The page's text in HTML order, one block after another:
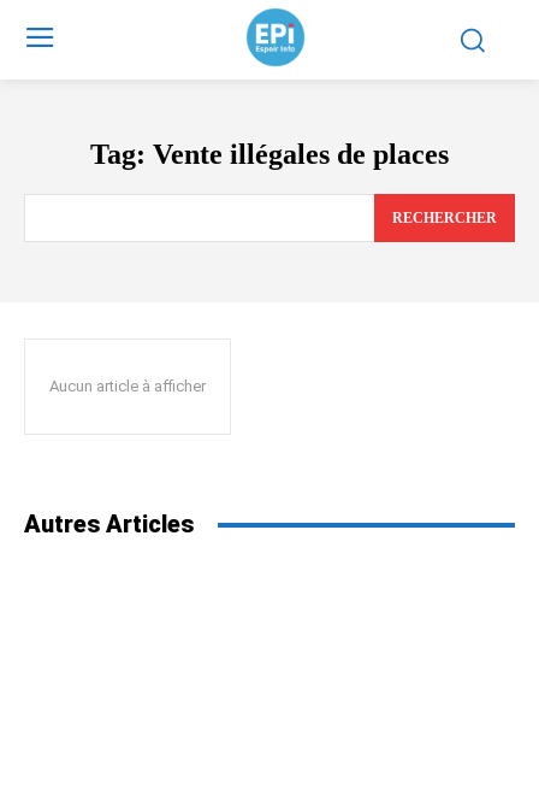
Tag: Vente illégales de places
RECHERCHER
Aucun article à afficher
Autres Articles